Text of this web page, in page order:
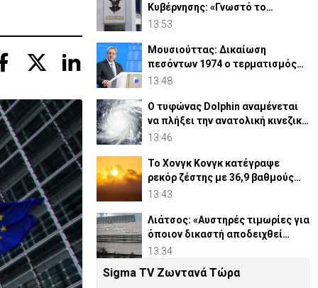
Κυβέρνησης: «Γνωστό το
ανέκδοτο περι ΔΗΣΑΚΕΛ»
13:53
Μουσιούττας: Δικαίωση
πεσόντων 1974 ο τερματισμός
κατοχής και η απελευθέρωση
13:48
Ο τυφώνας Dolphin αναμένεται
να πλήξει την ανατολική κινεζική
ακτή
13:46
Το Χονγκ Κονγκ κατέγραψε
ρεκόρ ζέστης με 36,9 βαθμούς
Κελσίου
13:43
Λιάτσος: «Αυστηρές τιμωρίες για
όποιον δικαστή αποδειχθεί
ένοχος»
13:34
ΦΩΤΟ: Καταζητείται 36χρονος
Sigma TV Ζωντανά Τώρα